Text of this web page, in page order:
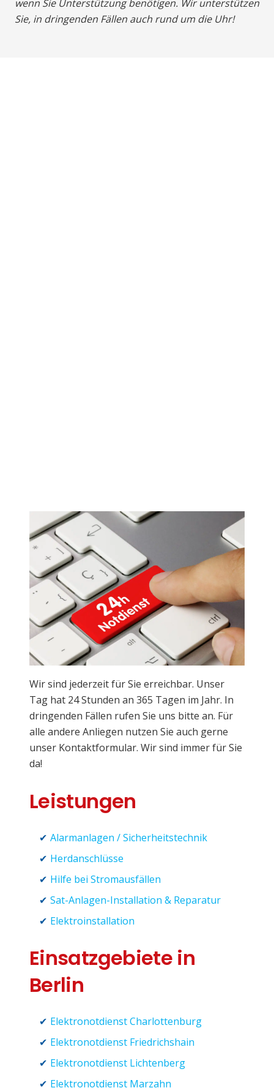
wenn Sie Unterstützung benötigen. Wir unterstützen
Sie, in dringenden Fällen auch rund um die Uhr!
Wir sind jederzeit für Sie erreichbar. Unser
Tag hat 24 Stunden an 365 Tagen im Jahr. In
dringenden Fällen rufen Sie uns bitte an. Für
alle andere Anliegen nutzen Sie auch gerne
unser Kontaktformular. Wir sind immer für Sie
da!
Leistungen
Alarmanlagen / Sicherheitstechnik
Herdanschlüsse
Hilfe bei Stromausfällen
Sat-Anlagen-Installation & Reparatur
Elektroinstallation
Einsatzgebiete in
Berlin
Elektronotdienst Charlottenburg
Elektronotdienst Friedrichshain
Elektronotdienst Lichtenberg
Elektronotdienst Marzahn